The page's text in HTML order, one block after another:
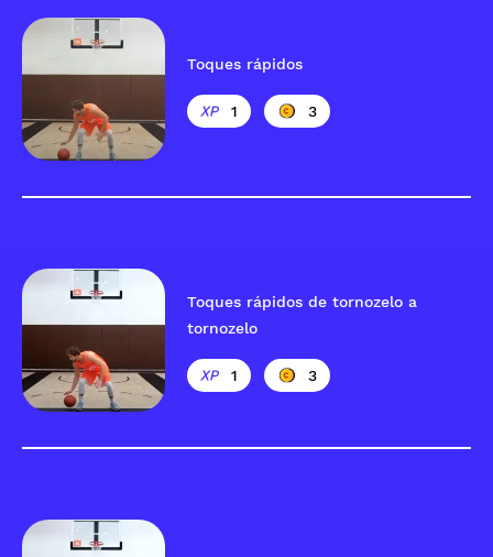
Toques rápidos
1 3
Toques rápidos de tornozelo a
tornozelo
1 3